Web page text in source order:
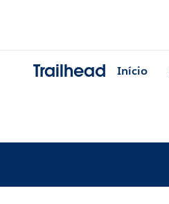
Trailhead Início